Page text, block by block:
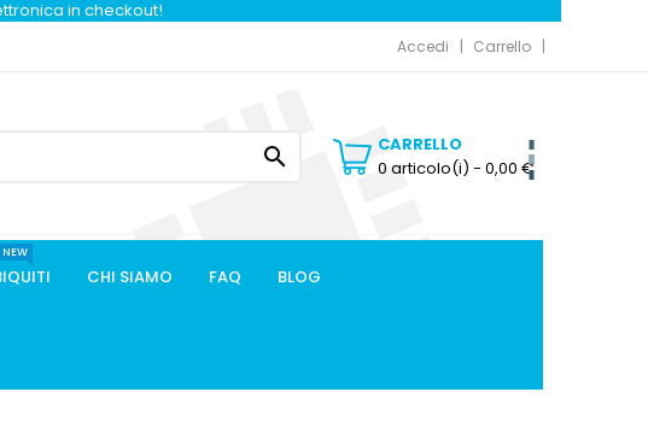
in checkout!
Accedi Carrello

CARRELLO
0 articolo(i) - 0,00 €
NEW
CHI SIAMO FAQ BLOG